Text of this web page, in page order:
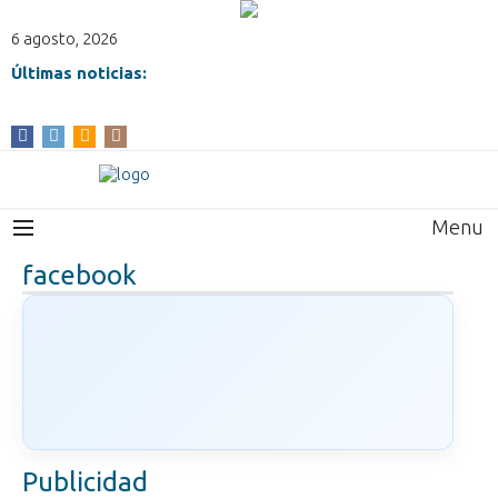
6 agosto, 2026
Últimas noticias:
Menu
facebook
Publicidad